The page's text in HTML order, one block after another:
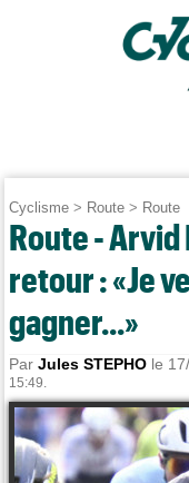
Cyclisme > Route > Route
Route -
retour : «Je
gagner...»
ParJules STEPHO le
15:49.